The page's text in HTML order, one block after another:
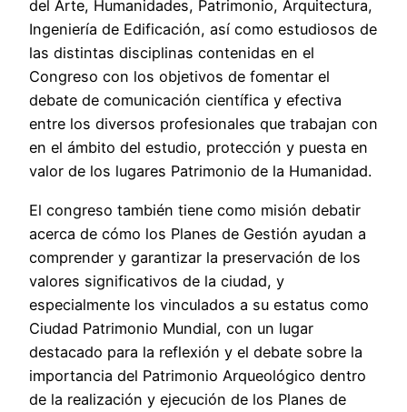
del Arte, Humanidades, Patrimonio, Arquitectura,
Ingeniería de Edificación, así como estudiosos de
las distintas disciplinas contenidas en el
Congreso con los objetivos de fomentar el
debate de comunicación científica y efectiva
entre los diversos profesionales que trabajan con
en el ámbito del estudio, protección y puesta en
valor de los lugares Patrimonio de la Humanidad.
El congreso también tiene como misión debatir
acerca de cómo los Planes de Gestión ayudan a
comprender y garantizar la preservación de los
valores significativos de la ciudad, y
especialmente los vinculados a su estatus como
Ciudad Patrimonio Mundial, con un lugar
destacado para la reflexión y el debate sobre la
importancia del Patrimonio Arqueológico dentro
de la realización y ejecución de los Planes de